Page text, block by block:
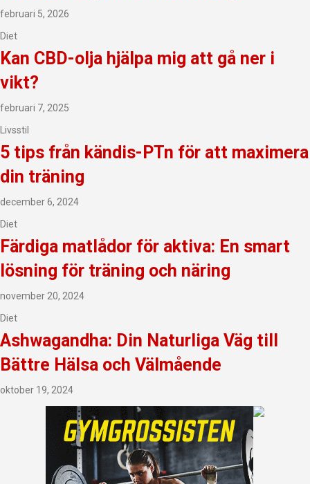
februari 5, 2026
Diet
Kan CBD-olja hjälpa mig att gå ner i
vikt?
februari 7, 2025
Livsstil
5 tips från kändis-PTn för att maximera
din träning
december 6, 2024
Diet
Färdiga matlådor för aktiva: En smart
lösning för träning och näring
november 20, 2024
Diet
Ashwagandha: Din Naturliga Väg till
Bättre Hälsa och Välmående
oktober 19, 2024